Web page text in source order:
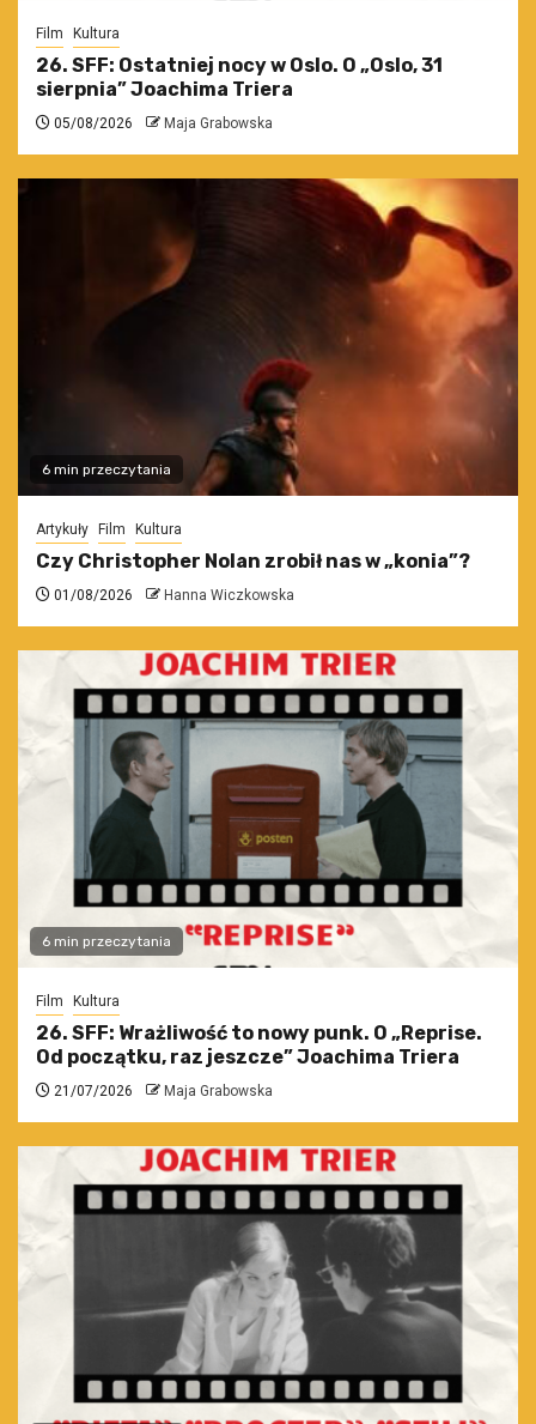
Film Kultura
26. SFF: Ostatniej nocy w Oslo. O „Oslo, 31
sierpnia” Joachima Triera
05/08/2026 Maja Grabowska
6 min przeczytania
Artykuły Film Kultura
Czy Christopher Nolan zrobił nas w „konia”?
01/08/2026 Hanna Wiczkowska
6 min przeczytania
Film Kultura
26. SFF: Wrażliwość to nowy punk. O „Reprise.
Od początku, raz jeszcze” Joachima Triera
21/07/2026 Maja Grabowska